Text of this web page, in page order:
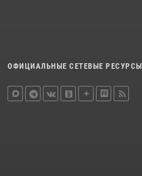
ОФИЦИАЛЬНЫЕ СЕТЕВЫЕ РЕСУРСЫ